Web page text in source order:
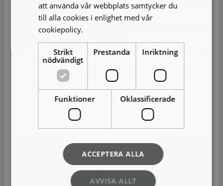
Önskar ni vårt nyhetsbrev?
att använda vår webbplats samtycker du
till alla cookies i enlighet med vår
cookiepolicy.
Strikt
nödvändigt
Prestanda Inriktning
Funktioner Oklassificerade
ACCEPTERA ALLA
AVVISA ALLT